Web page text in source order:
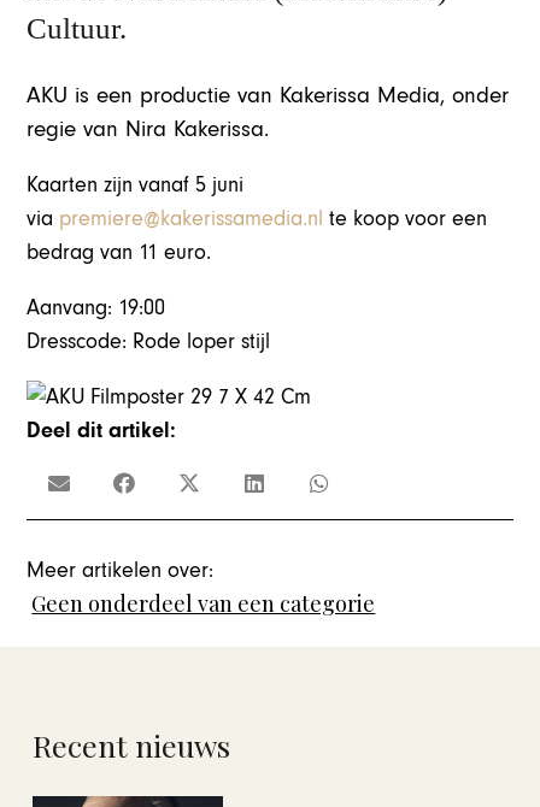
Cultuur.
AKU is een productie van Kakerissa Media, onder
regie van Nira Kakerissa.
Kaarten zijn vanaf 5 juni
via premiere@kakerissamedia.nl te koop voor een
bedrag van 11 euro.
Aanvang: 19:00
Dresscode: Rode loper stijl
Deel dit artikel:
Meer artikelen over:
Geen onderdeel van een categorie
Recent nieuws